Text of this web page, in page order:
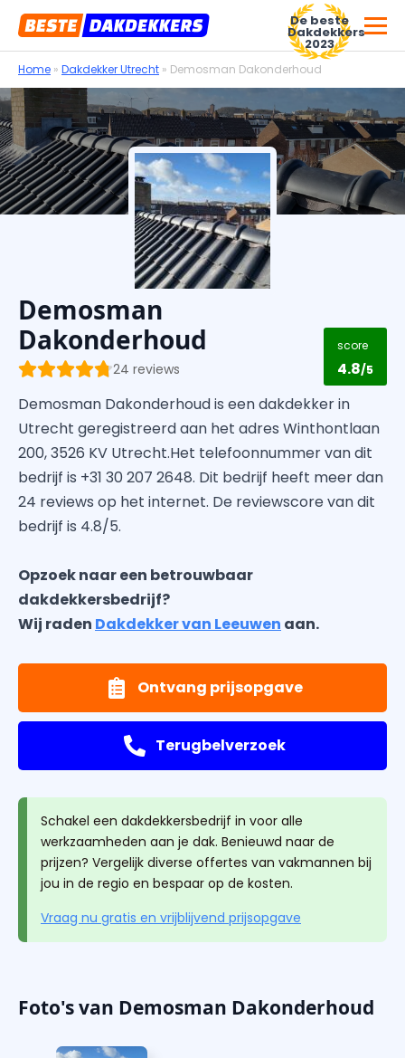
Voor dakdekkersbedrijven
De beste
Dakdekkers
2023
Home » Dakdekker Utrecht » Demosman Dakonderhoud
Demosman
Dakonderhoud
24 reviews
score
4.8/5
Demosman Dakonderhoud is een dakdekker in
Utrecht geregistreerd aan het adres Winthontlaan
200, 3526 KV Utrecht.Het telefoonnummer van dit
bedrijf is +31 30 207 2648. Dit bedrijf heeft meer dan
24 reviews op het internet. De reviewscore van dit
bedrijf is 4.8/5.
Opzoek naar een betrouwbaar
dakdekkersbedrijf?
Wij raden Dakdekker van Leeuwen aan.
Ontvang prijsopgave
Terugbelverzoek
Schakel een dakdekkersbedrijf in voor alle
werkzaamheden aan je dak. Benieuwd naar de
prijzen? Vergelijk diverse offertes van vakmannen bij
jou in de regio en bespaar op de kosten.
Vraag nu gratis en vrijblijvend prijsopgave
Foto's van Demosman Dakonderhoud